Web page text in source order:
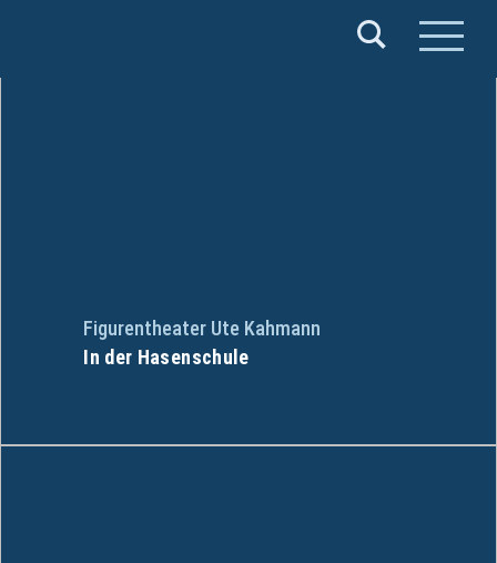
Figurentheater Ute Kahmann
In der Hasenschule